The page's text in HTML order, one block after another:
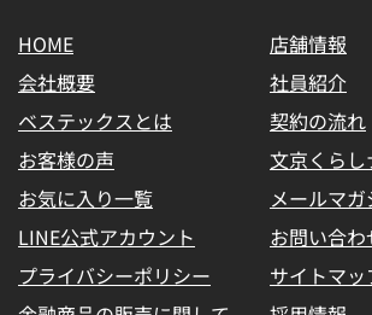
HOME
店舗情報
会社概要
社員紹介
ベステックスとは
契約の流れ
お客様の声
文京くらし
お気に入り一覧
メールマガ
LINE公式アカウント
お問い合わ
プライバシーポリシー
サイトマッ